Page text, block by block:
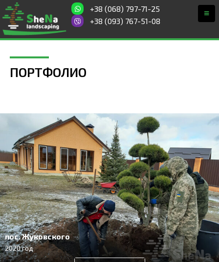
+38 (068) 797-71-25
+38 (093) 767-51-08
ПОРТФОЛИО
пос. Жуковского
2020 год